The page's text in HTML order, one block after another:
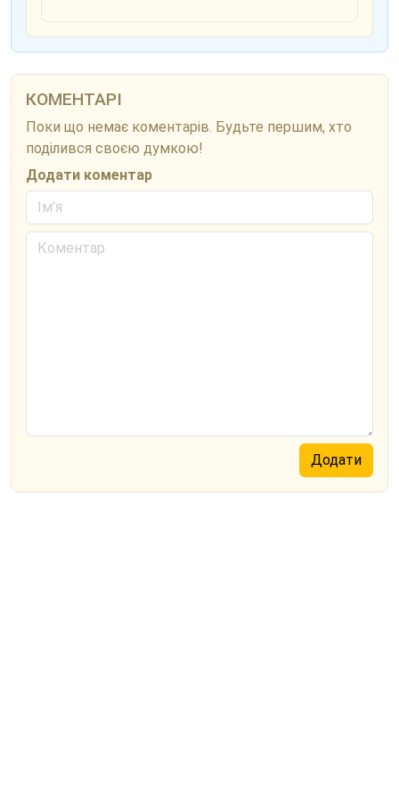
КОМЕНТАРІ
Поки що немає коментарів. Будьте першим, хто
поділився своєю думкою!
Додати коментар